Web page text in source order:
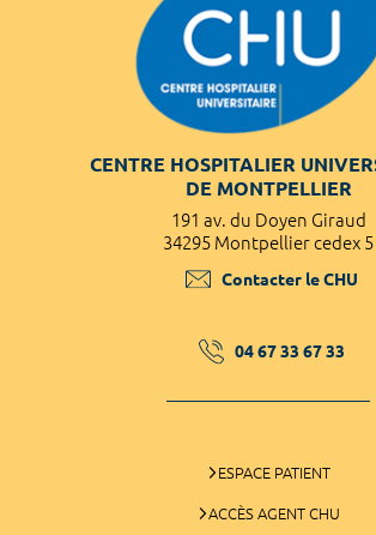
CENTRE HOSPITALIER
DE MONTPELLIER
191 av. du Doyen Giraud
34295 Montpellier cedex 5
Contacter le CHU
04 67 33 67 33
ESPACE PATIENT
ACCÈS AGENT CHU